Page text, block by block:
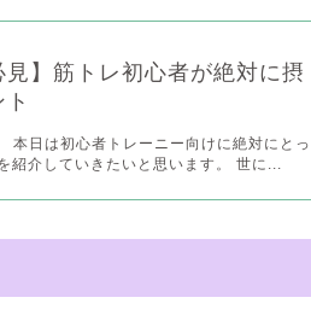
見】筋トレ初心者が絶対に摂
本日は初心者トレーニー向けに絶対にとっ
紹介していきたいと思います。 世に...